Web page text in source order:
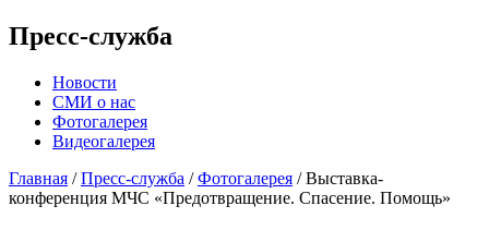
Пресс-служба
Новости
СМИ о нас
Фотогалерея
Видеогалерея
Главная / Пресс-служба / Фотогалерея / Выставка-
конференция МЧС «Предотвращение. Спасение. Помощь»